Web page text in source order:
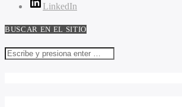
LinkedIn
BUSCAR EN EL SITIO